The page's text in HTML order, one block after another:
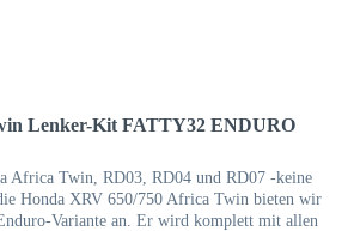
Lenker-Kit FATTY32 ENDURO
Africa Twin, RD03, RD04 und RD07 -keine
Honda XRV 650/750 Africa Twin bieten wir
Variante an. Er wird komplett mit allen